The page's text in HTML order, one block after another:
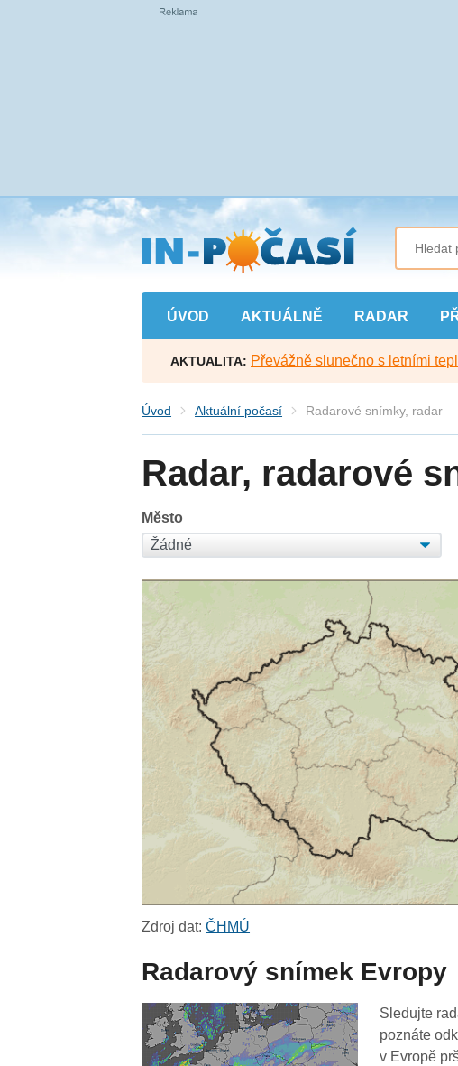
Přejít
na
hlavní
obsah
ÚVOD AKTUÁLNĚ RADAR
AKTUALITA: Převážně slunečno s letními
Úvod Aktuální počasí Radarové snímky, radar
Radar, radarové
Město
Zdroj dat:ČHMÚ
Radarový snímek Evropy
Sledujte
poznáte
v Evropě